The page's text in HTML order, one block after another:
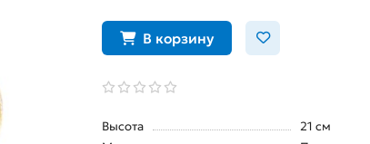
В корзину
Высота
21 см